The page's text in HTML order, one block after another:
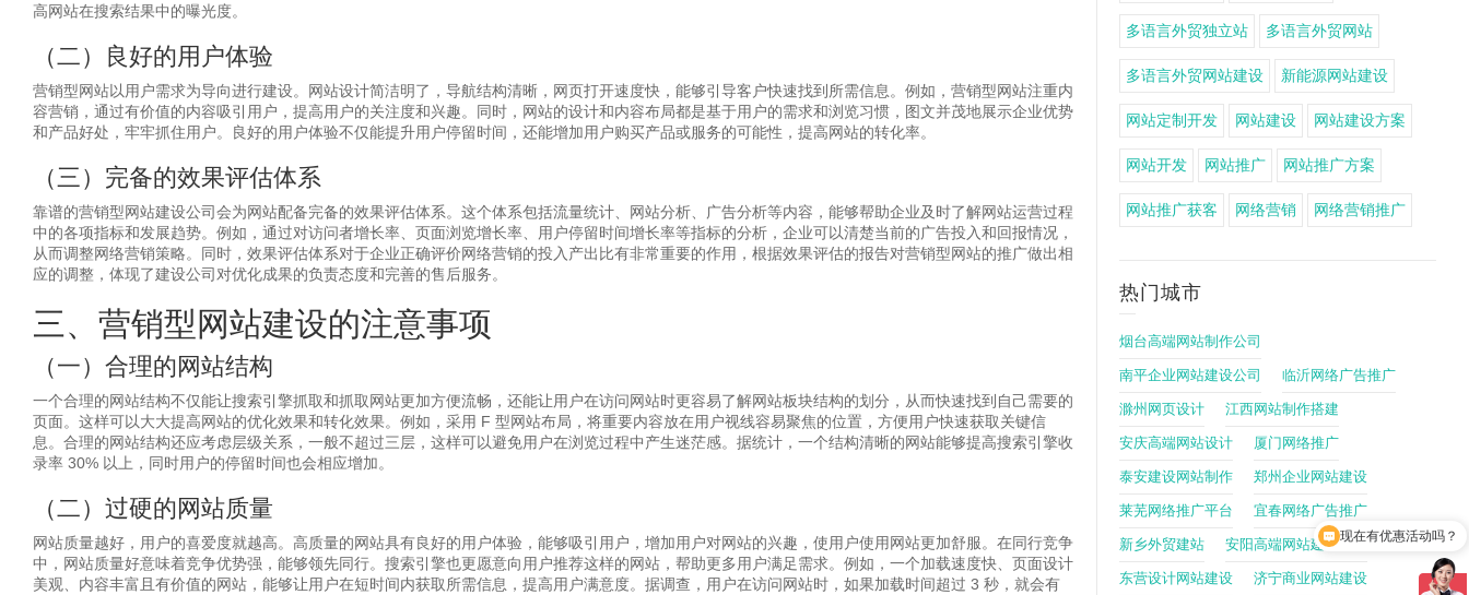
高网站在搜索结果中的曝光度。
（二）良好的用户体验
营销型网站以用户需求为导向进行建设。网站设计简洁明了，导航结构清晰，网页打开速度快，能够引导客户快速找到所需信息。例如，营销型网站注重内
容营销，通过有价值的内容吸引用户，提高用户的关注度和兴趣。同时，网站的设计和内容布局都是基于用户的需求和浏览习惯，图文并茂地展示企业优势
和产品好处，牢牢抓住用户。良好的用户体验不仅能提升用户停留时间，还能增加用户购买产品或服务的可能性，提高网站的转化率。
（三）完备的效果评估体系
靠谱的营销型网站建设公司会为网站配备完备的效果评估体系。这个体系包括流量统计、网站分析、广告分析等内容，能够帮助企业及时了解网站运营过程
中的各项指标和发展趋势。例如，通过对访问者增长率、页面浏览增长率、用户停留时间增长率等指标的分析，企业可以清楚当前的广告投入和回报情况，
从而调整网络营销策略。同时，效果评估体系对于企业正确评价网络营销的投入产出比有非常重要的作用，根据效果评估的报告对营销型网站的推广做出相
应的调整，体现了建设公司对优化成果的负责态度和完善的售后服务。
三、营销型网站建设的注意事项
（一）合理的网站结构
一个合理的网站结构不仅能让搜索引擎抓取和抓取网站更加方便流畅，还能让用户在访问网站时更容易了解网站板块结构的划分，从而快速找到自己需要的
页面。这样可以大大提高网站的优化效果和转化效果。例如，采用 F 型网站布局，将重要内容放在用户视线容易聚焦的位置，方便用户快速获取关键信
息。合理的网站结构还应考虑层级关系，一般不超过三层，这样可以避免用户在浏览过程中产生迷茫感。据统计，一个结构清晰的网站能够提高搜索引擎收
录率 30% 以上，同时用户的停留时间也会相应增加。
（二）过硬的网站质量
网站质量越好，用户的喜爱度就越高。高质量的网站具有良好的用户体验，能够吸引用户，增加用户对网站的兴趣，使用户使用网站更加舒服。在同行竞争
中，网站质量好意味着竞争优势强，能够领先同行。搜索引擎也更愿意向用户推荐这样的网站，帮助更多用户满足需求。例如，一个加载速度快、页面设计
美观、内容丰富且有价值的网站，能够让用户在短时间内获取所需信息，提高用户满意度。据调查，用户在访问网站时，如果加载时间超过 3 秒，就会有
多语言外贸独立站 多语言外贸网站
多语言外贸网站建设 新能源网站建设
网站定制开发 网站建设 网站建设方案
网站开发 网站推广 网站推广方案
网站推广获客 网络营销 网络营销推广
热门城市
烟台高端网站制作公司
南平企业网站建设公司 临沂网络广告推广
滁州网页设计 江西网站制作搭建
安庆高端网站设计 厦门网络推广
泰安建设网站制作 郑州企业网站建设
莱芜网络推广平台 宜春网络广告推广
新乡外贸建站 安阳高端网站建设公司
东营设计网站建设 济宁商业网站建设
可以介绍下你们的产品吗？